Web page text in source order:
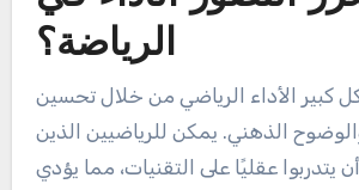
الرياضة؟
كبير الأداء الرياضي من خلال تحسين
والوضوح الذهني. يمكن للرياضيين الذين
يتدربوا عقليًا على التقنيات، مما يؤدي